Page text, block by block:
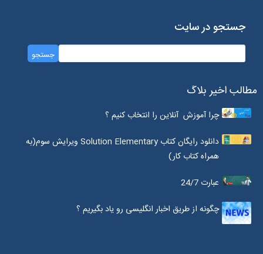
جستجو در سایت
مطالب اخیر بلاگ
چرا آموزش آنلاین را انتخاب کنیم ؟
دانلود رایگان کتاب Solution Elementary ویرایش سوم(به
همراه کتاب کار)
عبارت 24/7
چگونه از طریق اخبار انگلیسی رو یاد بگیریم ؟